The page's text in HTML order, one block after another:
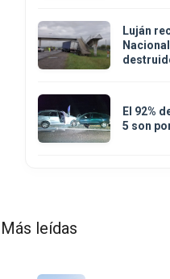
Luján
El 92%
5 son
Más leídas